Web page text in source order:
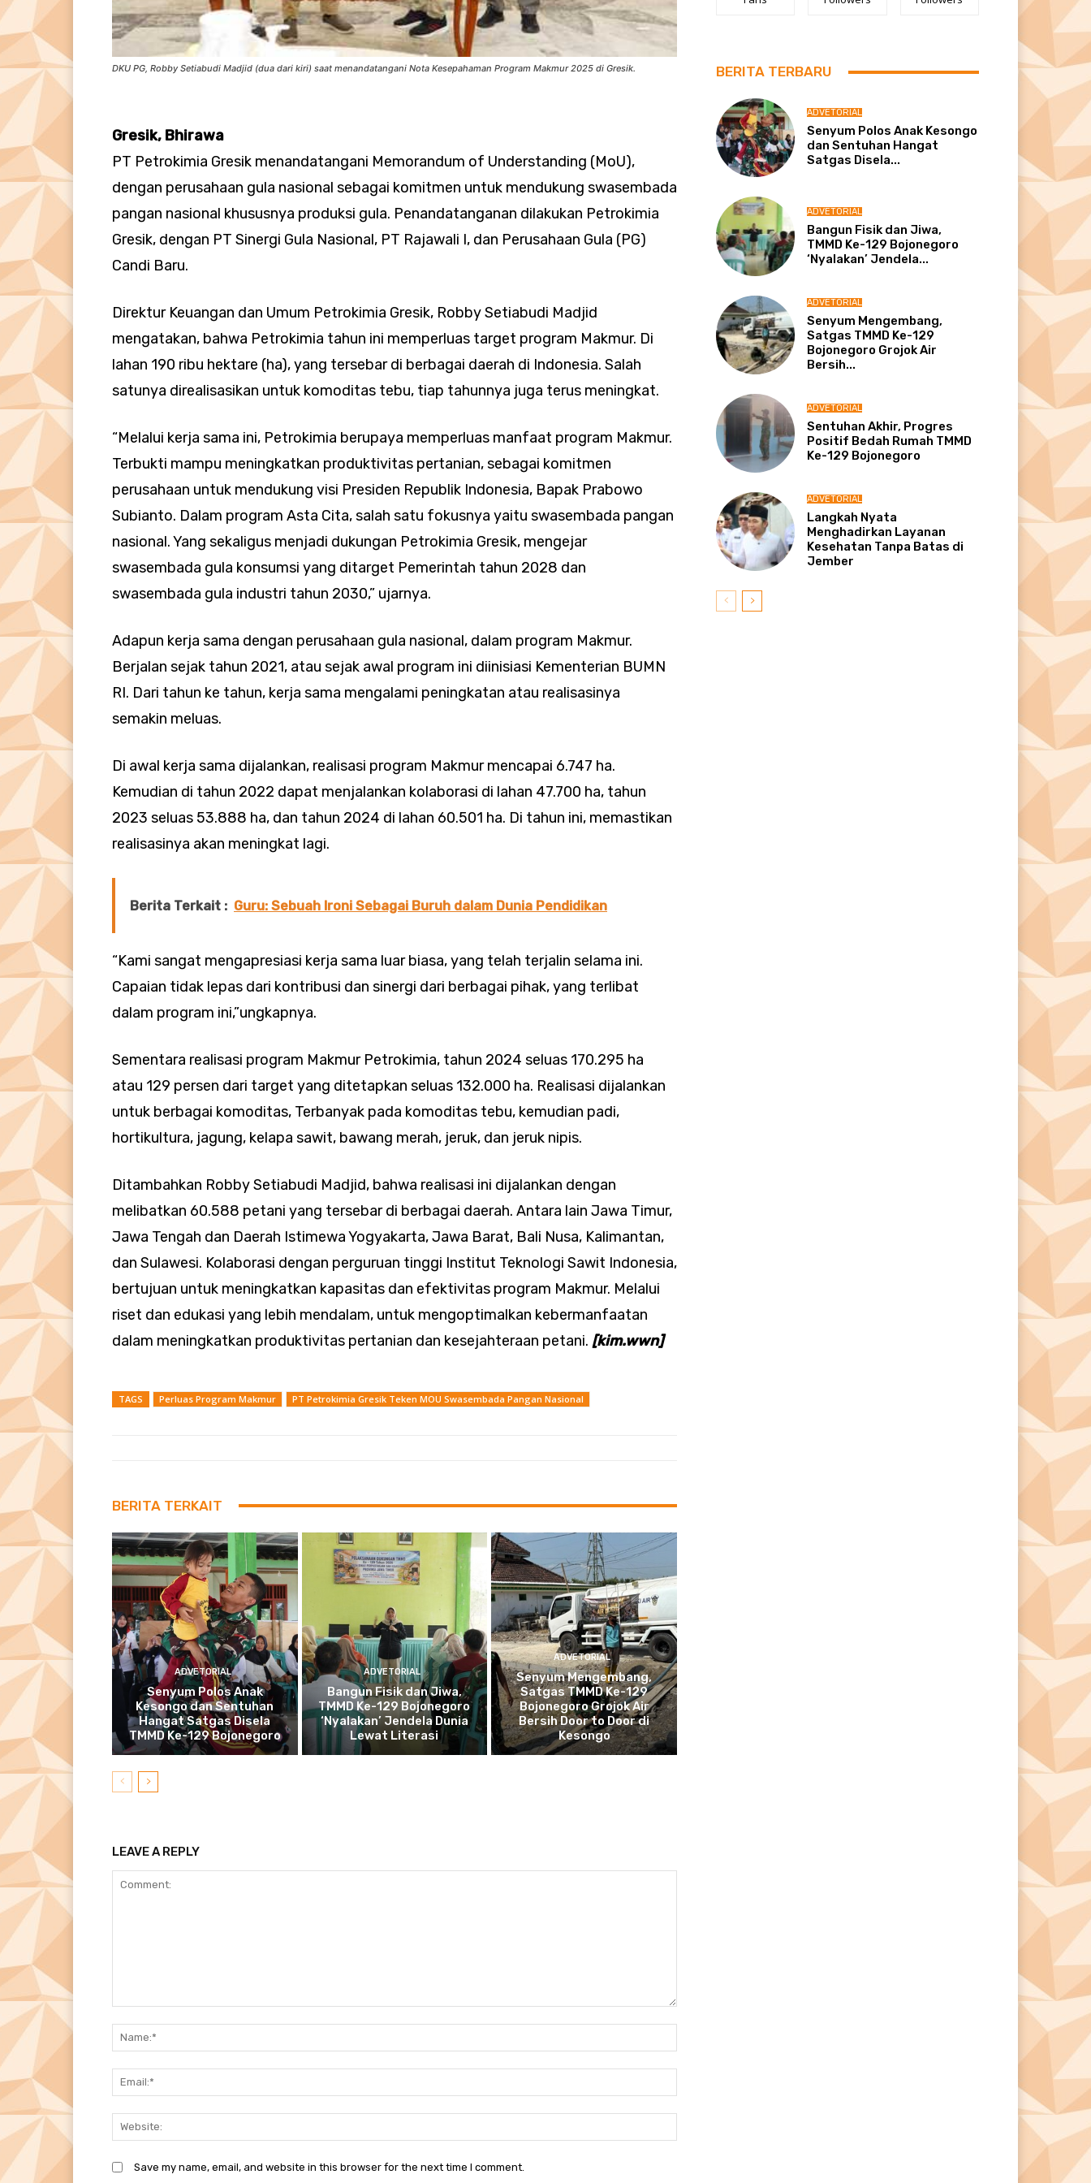
DKU PG, Robby Setiabudi Madjid (dua dari kiri) saat menandatangani Nota Kesepahaman Program Makmur 2025 di Gresik.
Gresik, Bhirawa
PT Petrokimia Gresik menandatangani Memorandum of Understanding (MoU),
dengan perusahaan gula nasional sebagai komitmen untuk mendukung swasembada
pangan nasional khususnya produksi gula. Penandatanganan dilakukan Petrokimia
Gresik, dengan PT Sinergi Gula Nasional, PT Rajawali I, dan Perusahaan Gula (PG)
Candi Baru.
Direktur Keuangan dan Umum Petrokimia Gresik, Robby Setiabudi Madjid
mengatakan, bahwa Petrokimia tahun ini memperluas target program Makmur. Di
lahan 190 ribu hektare (ha), yang tersebar di berbagai daerah di Indonesia. Salah
satunya direalisasikan untuk komoditas tebu, tiap tahunnya juga terus meningkat.
“Melalui kerja sama ini, Petrokimia berupaya memperluas manfaat program Makmur.
Terbukti mampu meningkatkan produktivitas pertanian, sebagai komitmen
perusahaan untuk mendukung visi Presiden Republik Indonesia, Bapak Prabowo
Subianto. Dalam program Asta Cita, salah satu fokusnya yaitu swasembada pangan
nasional. Yang sekaligus menjadi dukungan Petrokimia Gresik, mengejar
swasembada gula konsumsi yang ditarget Pemerintah tahun 2028 dan
swasembada gula industri tahun 2030,” ujarnya.
Adapun kerja sama dengan perusahaan gula nasional, dalam program Makmur.
Berjalan sejak tahun 2021, atau sejak awal program ini diinisiasi Kementerian BUMN
RI. Dari tahun ke tahun, kerja sama mengalami peningkatan atau realisasinya
semakin meluas.
Di awal kerja sama dijalankan, realisasi program Makmur mencapai 6.747 ha.
Kemudian di tahun 2022 dapat menjalankan kolaborasi di lahan 47.700 ha, tahun
2023 seluas 53.888 ha, dan tahun 2024 di lahan 60.501 ha. Di tahun ini, memastikan
realisasinya akan meningkat lagi.
Berita Terkait : Guru: Sebuah Ironi Sebagai Buruh dalam Dunia Pendidikan
“Kami sangat mengapresiasi kerja sama luar biasa, yang telah terjalin selama ini.
Capaian tidak lepas dari kontribusi dan sinergi dari berbagai pihak, yang terlibat
dalam program ini,”ungkapnya.
Sementara realisasi program Makmur Petrokimia, tahun 2024 seluas 170.295 ha
atau 129 persen dari target yang ditetapkan seluas 132.000 ha. Realisasi dijalankan
untuk berbagai komoditas, Terbanyak pada komoditas tebu, kemudian padi,
hortikultura, jagung, kelapa sawit, bawang merah, jeruk, dan jeruk nipis.
Ditambahkan Robby Setiabudi Madjid, bahwa realisasi ini dijalankan dengan
melibatkan 60.588 petani yang tersebar di berbagai daerah. Antara lain Jawa Timur,
Jawa Tengah dan Daerah Istimewa Yogyakarta, Jawa Barat, Bali Nusa, Kalimantan,
dan Sulawesi. Kolaborasi dengan perguruan tinggi Institut Teknologi Sawit Indonesia,
bertujuan untuk meningkatkan kapasitas dan efektivitas program Makmur. Melalui
riset dan edukasi yang lebih mendalam, untuk mengoptimalkan kebermanfaatan
dalam meningkatkan produktivitas pertanian dan kesejahteraan petani. [kim.wwn]
TAGS Perluas Program Makmur PT Petrokimia Gresik Teken MOU Swasembada Pangan Nasional
BERITA TERKAIT
ADVETORIAL
Senyum Polos Anak
Kesongo dan Sentuhan
Hangat Satgas Disela
TMMD Ke-129 Bojonegoro
ADVETORIAL
Bangun Fisik dan Jiwa,
TMMD Ke-129 Bojonegoro
‘Nyalakan’ Jendela Dunia
Lewat Literasi
ADVETORIAL
Senyum Mengembang,
Satgas TMMD Ke-129
Bojonegoro Grojok Air
Bersih Door to Door di
Kesongo
LEAVE A REPLY
Save my name, email, and website in this browser for the next time I comment.
BERITA TERBARU
ADVETORIAL
Senyum Polos Anak Kesongo
dan Sentuhan Hangat
Satgas Disela...
ADVETORIAL
Bangun Fisik dan Jiwa,
TMMD Ke-129 Bojonegoro
‘Nyalakan’ Jendela...
ADVETORIAL
Senyum Mengembang,
Satgas TMMD Ke-129
Bojonegoro Grojok Air
Bersih...
ADVETORIAL
Sentuhan Akhir, Progres
Positif Bedah Rumah TMMD
Ke-129 Bojonegoro
ADVETORIAL
Langkah Nyata
Menghadirkan Layanan
Kesehatan Tanpa Batas di
Jember